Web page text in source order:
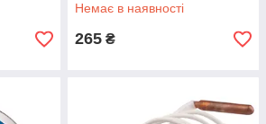
Немає в наявності
265 ₴